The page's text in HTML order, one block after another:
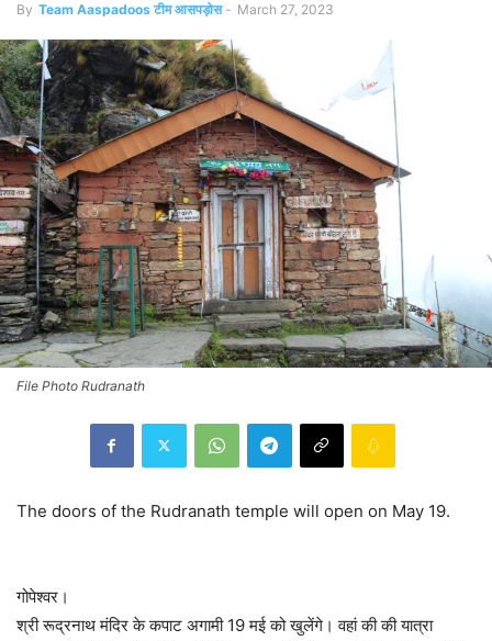
By Team Aaspadoos टीम आसपड़ोस - March 27, 2023
File Photo Rudranath
The doors of the Rudranath temple will open on May 19.
गोपेश्वर।
श्री रूद्रनाथ मंदिर के कपाट अगामी 19 मई को खुलेंगे। वहां की की यात्रा